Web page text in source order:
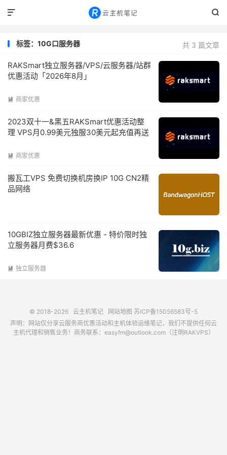


共 3 篇文章
标签：10G口服务器
RAKSmart独立服务器/VPS/云服务器/站群
优惠活动「2026年8月」
 商家优惠
2023双十一&黑五RAKSmart优惠活动整
理 VPS月0.99美元独服30美元起充值再送
 商家优惠
搬瓦工VPS 免费切换机房换IP 10G CN2精
品网络
10GBIZ独立服务器最新优惠 - 特价限时独
立服务器月费$36.6
 独立服务器
© 2018-2026 云主机笔记 网站地图 苏ICP备15056583号-5
声明：网站仅分享云服务商优惠活动和主机体验运维笔记，我们不提供任何云
主机代理和销售业务！商务联系：easyfm@outlook.com（注明RAKVPS）